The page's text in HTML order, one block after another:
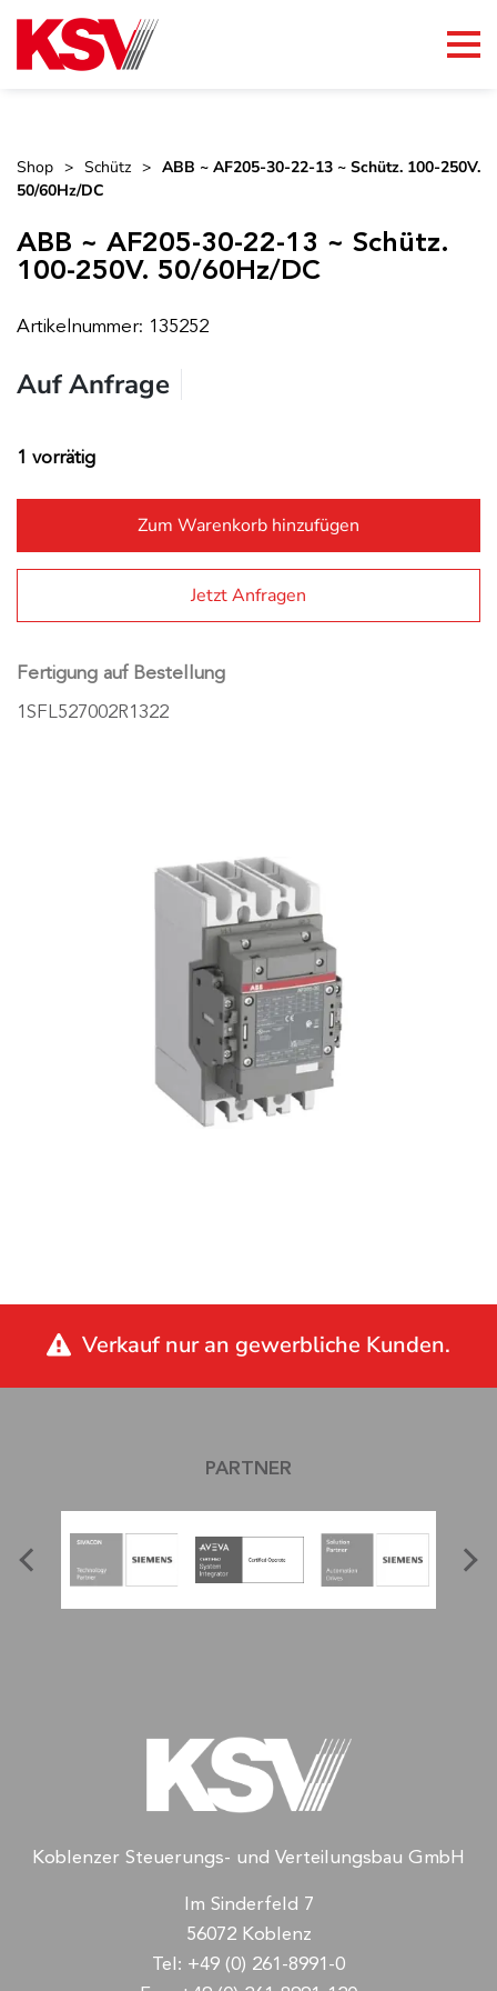
content
Shop > Schütz > ABB ~ AF205-30-22-13 ~ Schütz. 100-250V.
50/60Hz/DC
ABB ~ AF205-30-22-13 ~ Schütz.
100-250V. 50/60Hz/DC
Artikelnummer: 135252
Auf Anfrage
1 vorrätig
Zum Warenkorb hinzufügen
Jetzt Anfragen
Fertigung auf Bestellung
1SFL527002R1322
Verkauf nur an gewerbliche Kunden.
PARTNER
Koblenzer Steuerungs- und Verteilungsbau GmbH
Im Sinderfeld 7
56072 Koblenz
Tel: +49 (0) 261-8991-0